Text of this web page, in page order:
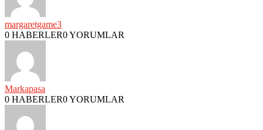
margaretgame3
0 HABERLER0 YORUMLAR
Markapasa
0 HABERLER0 YORUMLAR